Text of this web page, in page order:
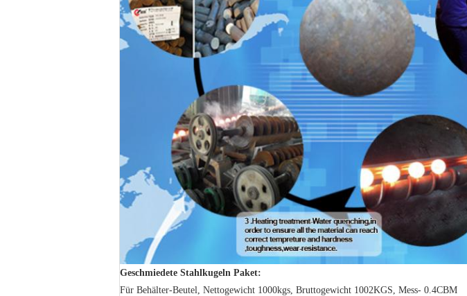
Geschmiedete Stahlkugeln Paket:
Für Behälter-Beutel, Nettogewicht 1000kgs, Bruttogewicht 1002KGS, Mess- 0.4CBM